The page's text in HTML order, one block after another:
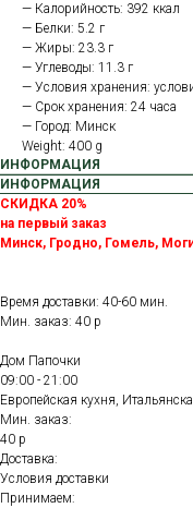
— Калорийность: 392 ккал
— Белки: 5.2 г
— Жиры: 23.3 г
— Углеводы: 11.3 г
— Условия хранения:
— Срок хранения: 24 часа
— Город: Минск
Weight: 400 g
ИНФОРМАЦИЯ
ИНФОРМАЦИЯ
СКИДКА 20%
на первый заказ
Минск, Гродно, Гомель,
Время доставки: 40-60 мин.
Мин. заказ: 40 р
Дом Папочки
09:00 - 21:00
Европейская кухня,
Мин. заказ:
40 р
Доставка:
Условия доставки
Принимаем: